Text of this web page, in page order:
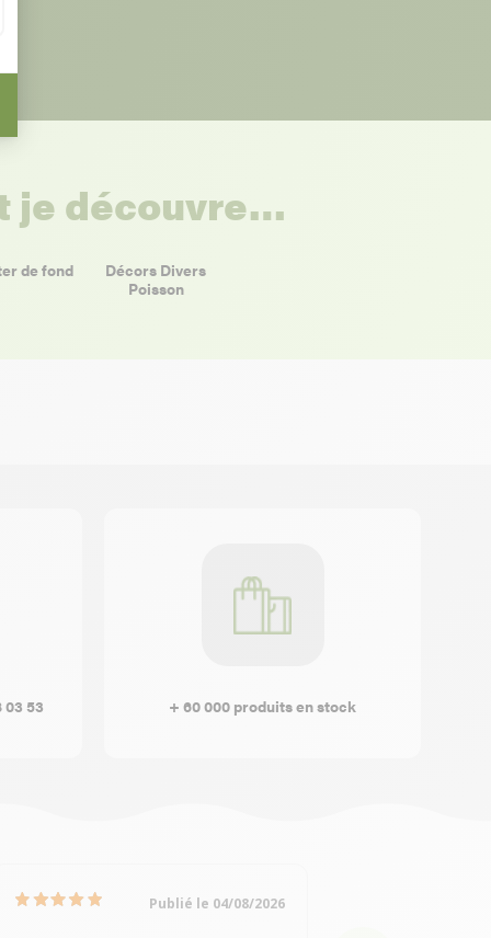
je découvre…
de fond
Décors Divers
Poisson
03 53 + 60 000 produits en stock
Publié le 04/08/2026